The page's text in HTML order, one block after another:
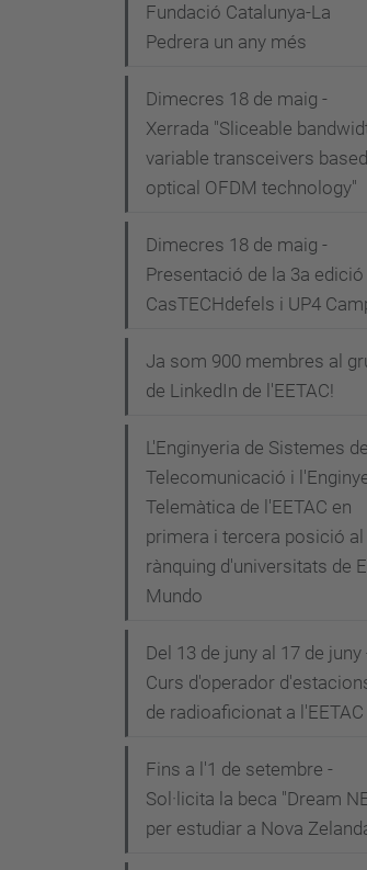
Fundació Catalunya-La
Pedrera un any més
Dimecres 18 de maig -
Xerrada "Sliceable
variable transceivers
optical OFDM technology"
Dimecres 18 de maig -
Presentació de la 3a edició
CasTECHdefels i UP4
Ja som 900 membres al
de LinkedIn de l'EETAC!
L'Enginyeria de Sistemes de
Telecomunicació i
Telemàtica de l'EETAC en
primera i tercera posició al
rànquing d'universitats de El
Mundo
Del 13 de juny al 17 de juny
Curs d'operador
de radioaficionat a l'EETAC
Fins a l'1 de setembre -
Sol·licita la beca "Dream
per estudiar a Nova